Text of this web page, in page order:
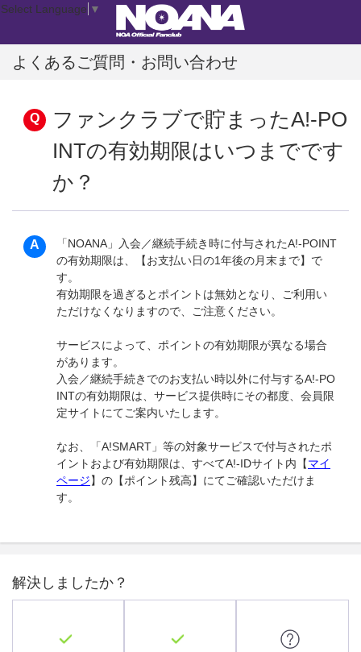
よくあるご質問・お問い合わせ
ファンクラブで貯まったA!-PO
INTの有効期限はいつまでです
か？
「NOANA」入会／継続手続き時に付与されたA!-POINT
の有効期限は、【お支払い日の1年後の月末まで】で
す。
有効期限を過ぎるとポイントは無効となり、ご利用い
ただけなくなりますので、ご注意ください。
サービスによって、ポイントの有効期限が異なる場合
があります。
入会／継続手続きでのお支払い時以外に付与するA!-PO
INTの有効期限は、サービス提供時にその都度、会員限
定サイトにてご案内いたします。
なお、「A!SMART」等の対象サービスで付与されたポ
イントおよび有効期限は、すべてA!-IDサイト内【マイ
ページ】の【ポイント残高】にてご確認いただけま
す。
解決しましたか？
Select Language ▼